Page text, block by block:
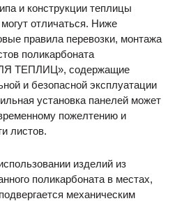
и конструкции теплицы
отличаться. Ниже
правила перевозки, монтажа
поликарбоната
ТЕПЛИЦ», содержащие
и безопасной эксплуатации
установка панелей может
пожелтению и
листов.
изделий из
поликарбоната в местах,
механическим